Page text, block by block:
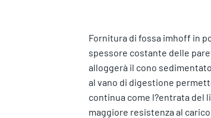
Fornitura di fossa imhoff in
spessore costante delle
alloggerà il cono
al vano di digestione
continua come l?entrata del
maggiore resistenza al